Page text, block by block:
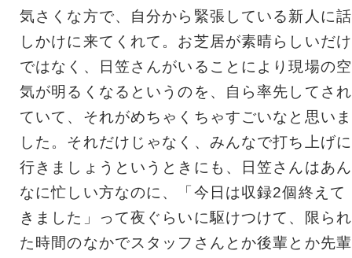
気さくな方で、自分から緊張している新人に話
しかけに来てくれて。お芝居が素晴らしいだけ
ではなく、日笠さんがいることにより現場の空
気が明るくなるというのを、自ら率先してされ
ていて、それがめちゃくちゃすごいなと思いま
した。それだけじゃなく、みんなで打ち上げに
行きましょうというときにも、日笠さんはあん
なに忙しい方なのに、「今日は収録2個終えて
きました」って夜ぐらいに駆けつけて、限られ
た時間のなかでスタッフさんとか後輩とか先輩